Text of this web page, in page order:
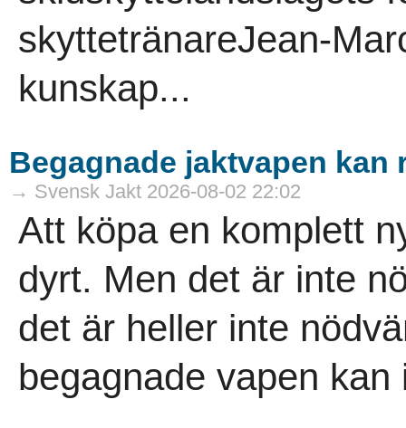
skyttetränareJean-
kunskap...
Begagnade jaktvapen kan
→ Svensk Jakt 2026-08-02 22:02
Att köpa en komplett
dyrt. Men det är inte
det är heller inte
­begagnade vapen